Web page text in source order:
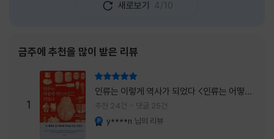
을 의미하는 Question을 떠올렸다. 하지만 이
려는 걸까, 아니면 같이 논의를 하자는 걸까 고
개를 갸웃거리며 책을 펴들었다. * 틈만 나면
경적을 울리고 욕을 입에 달고 사는 선배와 일
하고 있는 하치. 히토미 클린이라는 청소업체
직원으로 일하는 그녀가 바라는 것은 그저 고요
한
새로보기 4/10
금주에 추천을 많이 받은 리뷰
1
인류는 이렇게 역사가 되었다 <인류는 어떻게
역사가 되었나>
추천 24건 댓글 25건
y****n 님의 리뷰